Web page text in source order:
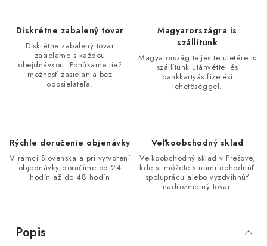
Diskrétne zabalený tovar
Diskrétne zabalený tovar
zasielame s každou
obejdnávkou. Ponúkame tiež
možnosť zasielania bez
odosielateľa.
Magyarországra is
szállítunk
Magyarország teljes területére is
szállítunk utánvéttel és
bankkartyás fizetési
lehetöséggel.
Rýchle doručenie objenávky
V rámci Slovenska a pri vytvorení
objednávky doručíme od 24
hodín až do 48 hodín
Veľkoobchodný sklad
Veľkoobchodný sklad v Prešove,
kde si môžete s nami dohodnúť
spoluprácu alebo vyzdvihnúť
nadrozmerný tovar.
Popis